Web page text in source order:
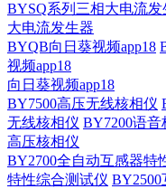
BYSQ系列三相大电流发
大电流发生器
BYQB向日葵视频app18
视频app18
向日葵视频app18
BY7500高压无线核相仪
无线核相仪 BY7200语音
高压核相仪
BY2700全自动互感器特
特性综合测试仪 BY2500